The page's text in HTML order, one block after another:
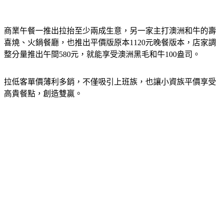
商業午餐一推出拉抬至少兩成生意，另一家主打澳洲和牛的壽
喜燒、火鍋餐廳，也推出平價版原本1120元晚餐版本，店家調
整分量推出午間580元，就能享受澳洲黑毛和牛100盎司。
拉低客單價薄利多銷，不僅吸引上班族，也讓小資族平價享受
高貴餐點，創造雙贏。